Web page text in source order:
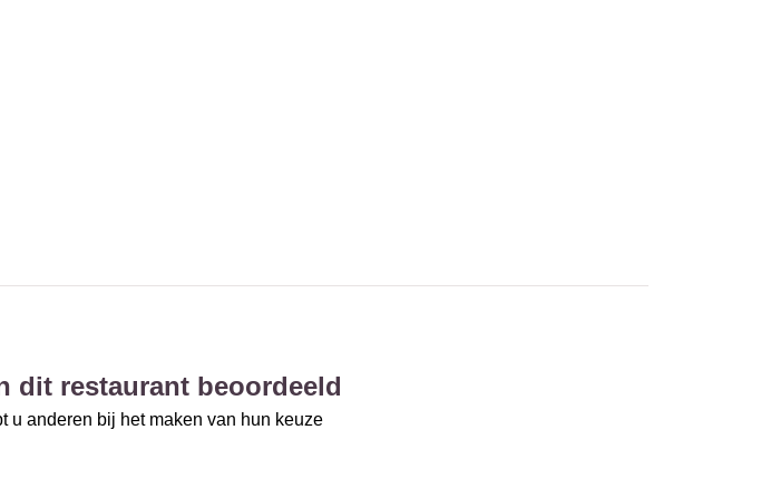
dit restaurant beoordeeld
u anderen bij het maken van hun keuze